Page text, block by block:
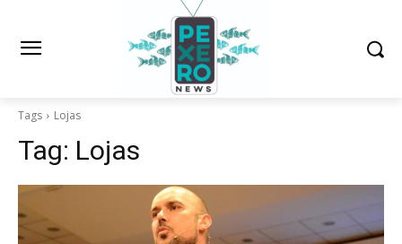
Tags Lojas
Tag: Lojas